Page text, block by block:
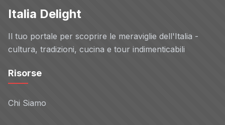
Italia Delight
Il tuo portale per scoprire le meraviglie dell'Italia -
cultura, tradizioni, cucina e tour indimenticabili
Risorse
Chi Siamo